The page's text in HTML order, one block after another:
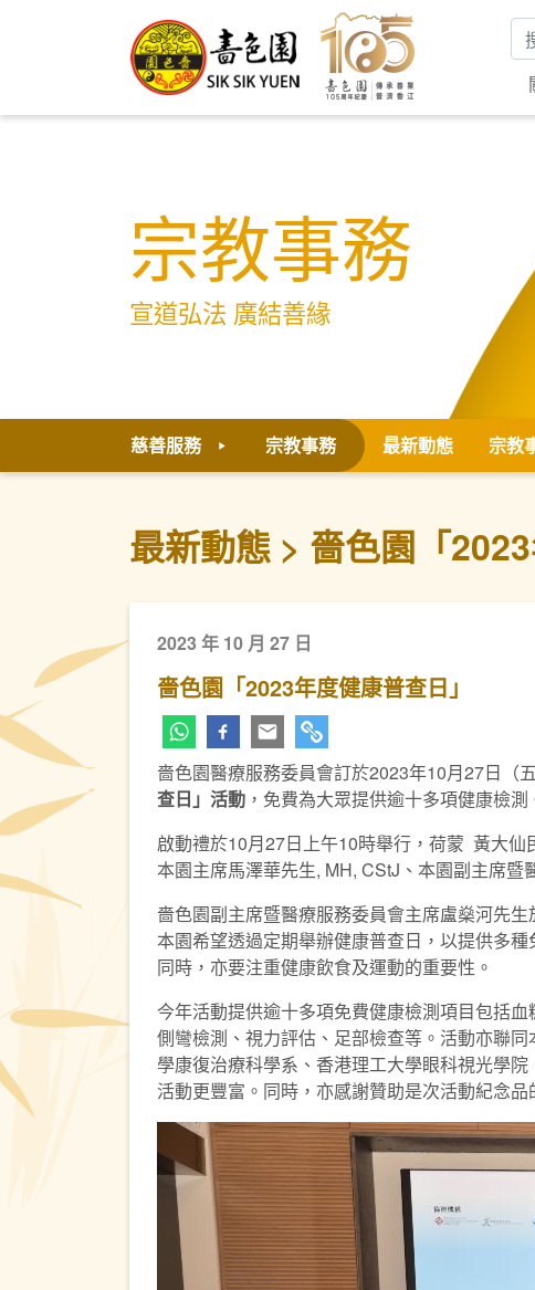
搜
宗教事務
宣道弘法 廣結善緣
慈善服務 宗教事務 最新動態 宗教
最新動態 嗇色園「
2023 年 10 月 27 日
嗇色園「2023年度健康普查日」
嗇色園醫療服務委員會訂於2023年10月27日（
查日」活動 ，免費為大眾提供逾十多項健康檢測
啟動禮於10月27日上午10時舉行，荷蒙 黃大仙
本園主席馬澤華先生, MH, CStJ、本園副主席
嗇色園副主席暨醫療服務委員會主席盧燊河先
本園希望透過定期舉辦健康普查日，以提供多
同時，亦要注重健康飲食及運動的重要性。
今年活動提供逾十多項免費健康檢測項目包括
側彎檢測、視力評估、足部檢查等。活動亦聯
學康復治療科學系、香港理工大學眼科視光學
活動更豐富。同時，亦感謝贊助是次活動紀念